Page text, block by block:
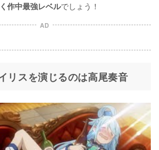
作中最強レベルでしょう！
AD
リスを演じるのは高尾奏音